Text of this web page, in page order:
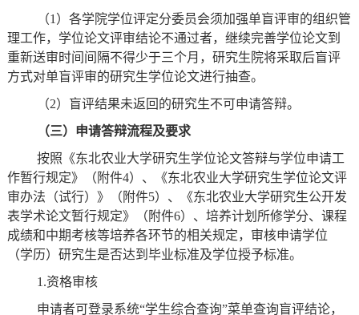
（1）各学院学位评定分委员会须加强单盲评审的组织管
理工作，学位论文评审结论不通过者，继续完善学位论文到
重新送审时间间隔不得少于三个月，研究生院将采取后盲评
方式对单盲评审的研究生学位论文进行抽查。
（2）盲评结果未返回的研究生不可申请答辩。
（三）申请答辩流程及要求
按照《东北农业大学研究生学位论文答辩与学位申请工
作暂行规定》
（附件4） 、《东北农业大学研究生学位论文评
审办法（试行）》
（附件5） 、《东北农业大学研究生公开发
表学术论文暂行规定》
（附件6） 、培养计划所修学分、课程
成绩和中期考核等培养各环节的相关规定，审核申请学位
（学历）研究生是否达到毕业标准及学位授予标准。
1.资格审核
申请者可登录系统“学生综合查询”菜单查询盲评结论，